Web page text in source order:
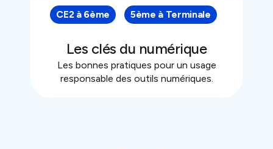
CE2 à 6ème 5ème à Terminale
Les clés du numérique
Les bonnes pratiques pour un usage
responsable des outils numériques.